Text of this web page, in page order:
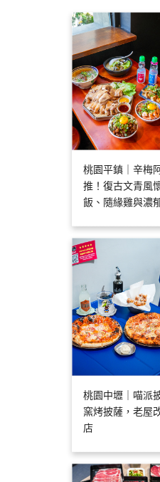
桃園平鎮｜辛梅
推！復古文青風
飯、隨緣雞與濃
桃園中壢｜喵派
窯烤披薩，老屋
店